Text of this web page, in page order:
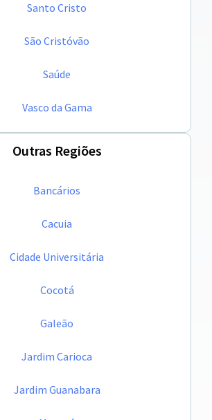
Santo Cristo
São Cristóvão
Saúde
Vasco da Gama
Outras Regiões
Bancários
Cacuia
Cidade Universitária
Cocotá
Galeão
Jardim Carioca
Jardim Guanabara